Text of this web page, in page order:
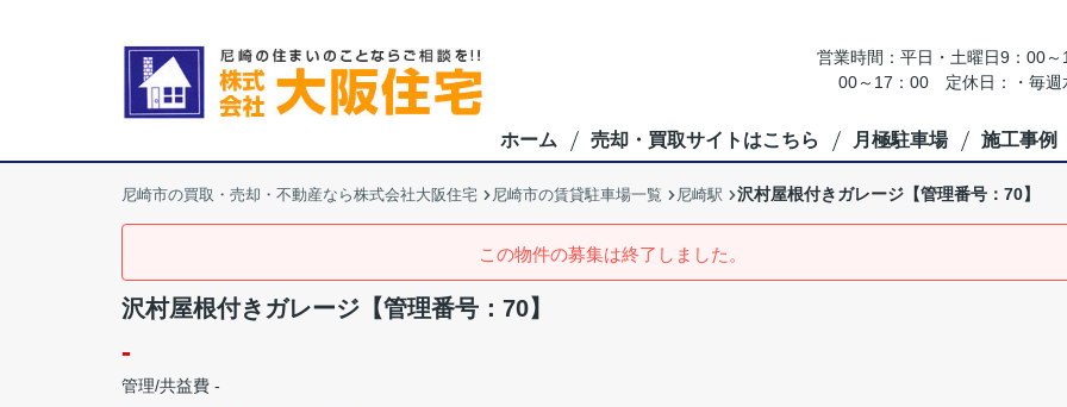
営業時間：平日・土曜日9：00
00～17：00 定休日：・毎週
ホーム 売却・買取サイトはこちら 月極駐車場 施工事例
尼崎市の買取・売却・不動産なら株式会社大阪住宅 尼崎市の賃貸駐車場一覧 尼崎駅 沢村屋根付きガレージ【管理番号：70】
この物件の募集は終了しました。
沢村屋根付きガレージ【管理番号：70】
-
管理/共益費 -